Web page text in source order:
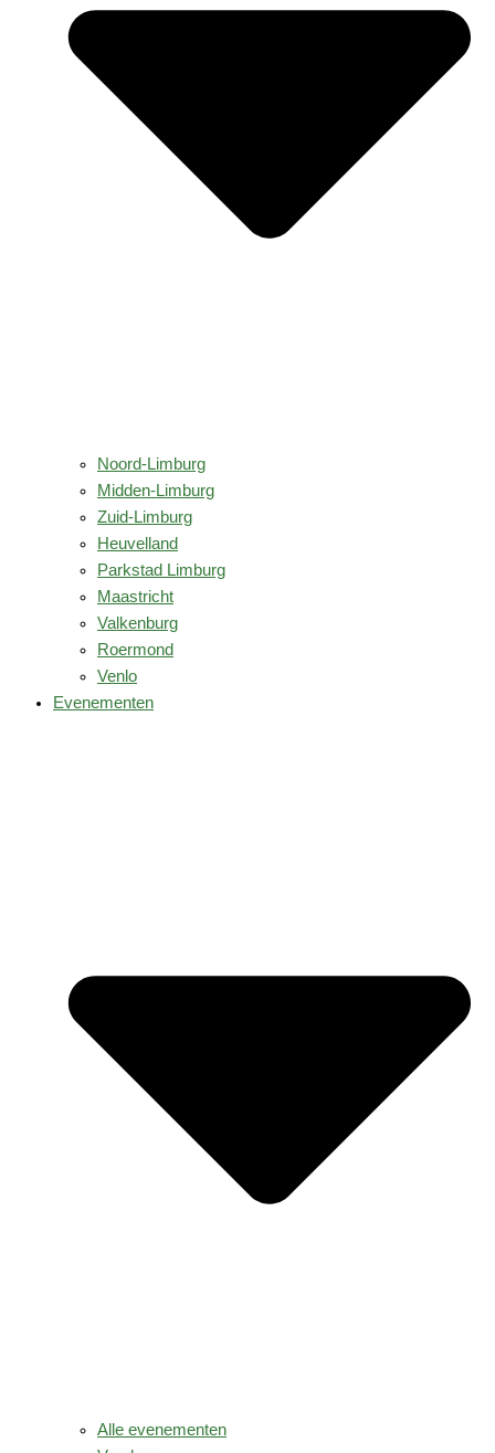
Noord-Limburg
Midden-Limburg
Zuid-Limburg
Heuvelland
Parkstad Limburg
Maastricht
Valkenburg
Roermond
Venlo
Evenementen
Alle evenementen